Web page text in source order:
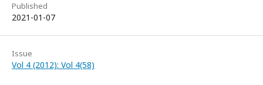
Published
2021-01-07
Issue
Vol 4 (2012): Vol 4(58)